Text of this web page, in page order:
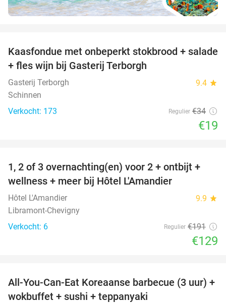
44%
Kaasfondue met onbeperkt stokbrood + salade
+ fles wijn bij Gasterij Terborgh
Gasterij Terborgh 9.4 star
Schinnen
Verkocht: 173
Regulier €34
€19
32%
TODAY
1, 2 of 3 overnachting(en) voor 2 + ontbijt +
wellness + meer bij Hôtel L'Amandier
Hôtel L'Amandier 9.9 star
Libramont-Chevigny
Verkocht: 6
Regulier €191
€129
21%
All-You-Can-Eat Koreaanse barbecue (3 uur) +
wokbuffet + sushi + teppanyaki